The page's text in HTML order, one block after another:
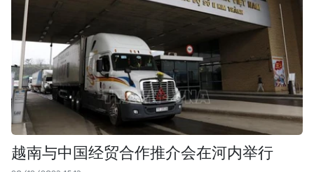
越南与中国经贸合作推介会在河内举行